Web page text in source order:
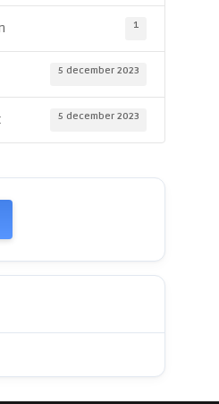
1
5 december 2023
5 december 2023